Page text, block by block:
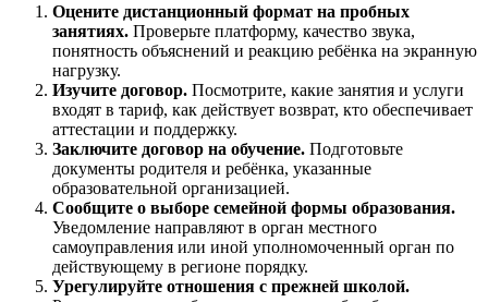
Оцените дистанционный формат на пробных
занятиях. Проверьте платформу, качество звука,
понятность объяснений и реакцию ребёнка на экранную
нагрузку.
Изучите договор. Посмотрите, какие занятия и услуги
входят в тариф, как действует возврат, кто обеспечивает
аттестации и поддержку.
Заключите договор на обучение. Подготовьте
документы родителя и ребёнка, указанные
образовательной организацией.
Сообщите о выборе семейной формы образования.
Уведомление направляют в орган местного
самоуправления или иной уполномоченный орган по
действующему в регионе порядку.
Урегулируйте отношения с прежней школой.